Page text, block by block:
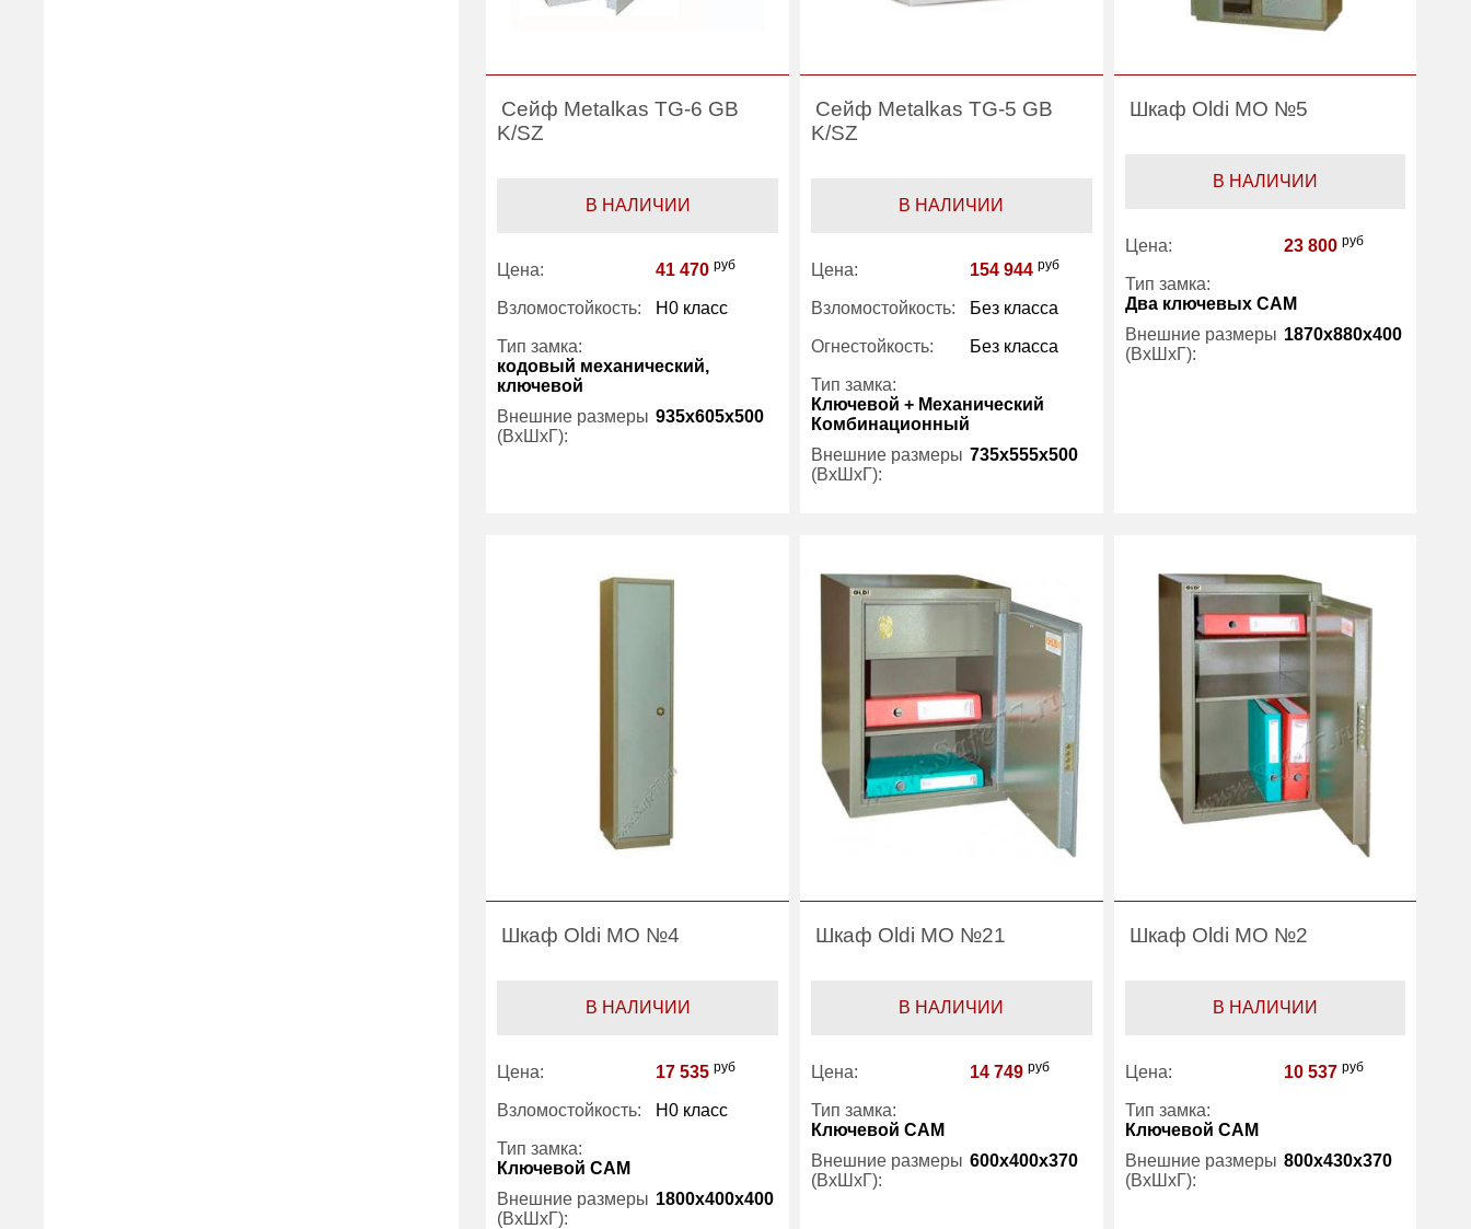
Сейф Metalkas TG-6 GB
K/SZ
В НАЛИЧИИ
Цена: 41 470 руб
Взломостойкость: H0 класс
Тип замка:
кодовый механический,
ключевой
Внешние размеры
(ВхШхГ):
935x605x500
Сейф Metalkas TG-5 GB
K/SZ
В НАЛИЧИИ
Цена: 154 944 руб
Взломостойкость: Без класса
Огнестойкость: Без класса
Тип замка:
Ключевой + Механический
Комбинационный
Внешние размеры
(ВхШхГ):
735x555x500
Шкаф Oldi МО №5
В НАЛИЧИИ
Цена: 23 800 руб
Тип замка:
Два ключевых САМ
Внешние размеры
(ВхШхГ):
1870x880x400
Шкаф Oldi МО №4
В НАЛИЧИИ
Цена: 17 535 руб
Взломостойкость: H0 класс
Тип замка:
Ключевой САМ
Внешние размеры
(ВхШхГ):
1800x400x400
Шкаф Oldi МО №21
В НАЛИЧИИ
Цена: 14 749 руб
Тип замка:
Ключевой САМ
Внешние размеры
(ВхШхГ):
600x400x370
Шкаф Oldi МО №2
В НАЛИЧИИ
Цена: 10 537 руб
Тип замка:
Ключевой САМ
Внешние размеры
(ВхШхГ):
800x430x370